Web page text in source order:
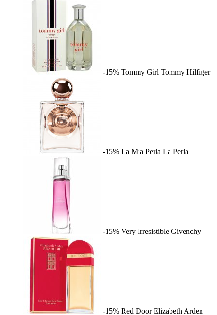
-15% Tommy Girl Tommy Hilfiger
-15% La Mia Perla La Perla
-15% Very Irresistible Givenchy
-15% Red Door Elizabeth Arden